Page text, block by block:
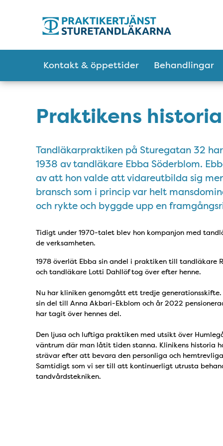
Kontakt & öppettider Behandlingar
Praktikens historia
Tandläkarpraktiken på Sturegatan 32
1938 av tandläkare Ebba Söderblom.
av att hon valde att vidareutbilda sig
bransch som i princip var helt
och rykte och byggde upp en
Tidigt under 1970-talet blev hon kompanjon med
de verksamheten.
1978 överlät Ebba sin andel i praktiken till tandläkare
och tandläkare Lotti Dahllöf tog över efter henne.
Nu har kliniken genomgått ett tredje generationsskifte.
sin del till Anna Akbari-Ekblom och år 2022
har tagit över hennes del.
Den ljusa och luftiga praktiken med utsikt över
väntrum där man låtit tiden stanna. Klinikens historia
strävar efter att bevara den personliga och
Samtidigt som vi ser till att kontinuerligt utrusta
tandvårdstekniken.